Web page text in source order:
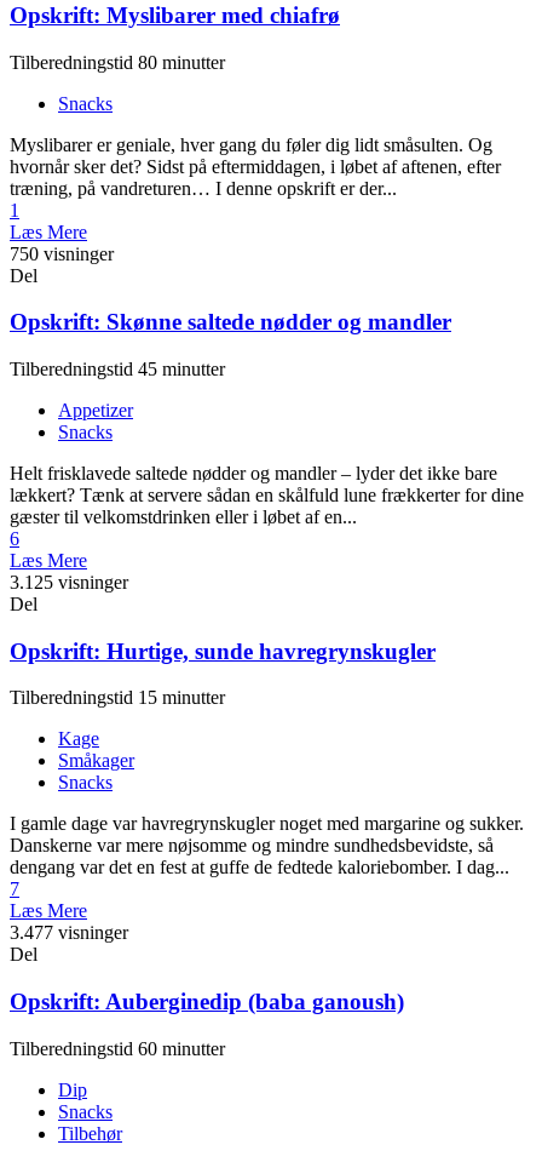
Opskrift: Myslibarer med chiafrø
Tilberedningstid 80 minutter
Snacks
Myslibarer er geniale, hver gang du føler dig lidt småsulten. Og
hvornår sker det? Sidst på eftermiddagen, i løbet af aftenen, efter
træning, på vandreturen… I denne opskrift er der...
1
Læs Mere
750 visninger
Del
Opskrift: Skønne saltede nødder og mandler
Tilberedningstid 45 minutter
Appetizer
Snacks
Helt frisklavede saltede nødder og mandler – lyder det ikke bare
lækkert? Tænk at servere sådan en skålfuld lune frækkerter for dine
gæster til velkomstdrinken eller i løbet af en...
6
Læs Mere
3.125 visninger
Del
Opskrift: Hurtige, sunde havregrynskugler
Tilberedningstid 15 minutter
Kage
Småkager
Snacks
I gamle dage var havregrynskugler noget med margarine og sukker.
Danskerne var mere nøjsomme og mindre sundhedsbevidste, så
dengang var det en fest at guffe de fedtede kaloriebomber. I dag...
7
Læs Mere
3.477 visninger
Del
Opskrift: Auberginedip (baba ganoush)
Tilberedningstid 60 minutter
Dip
Snacks
Tilbehør